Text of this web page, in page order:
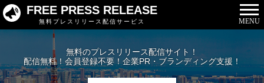
FREE PRESS RELEASE
無料プレスリリース配信サービス MENU
無料のプレスリリース配信サイト！
配信無料！会員登録不要！企業PR・ブランディング支援！